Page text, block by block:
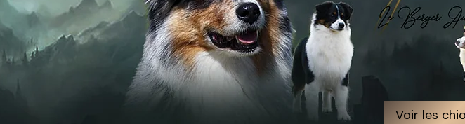
Voir les
Voir les